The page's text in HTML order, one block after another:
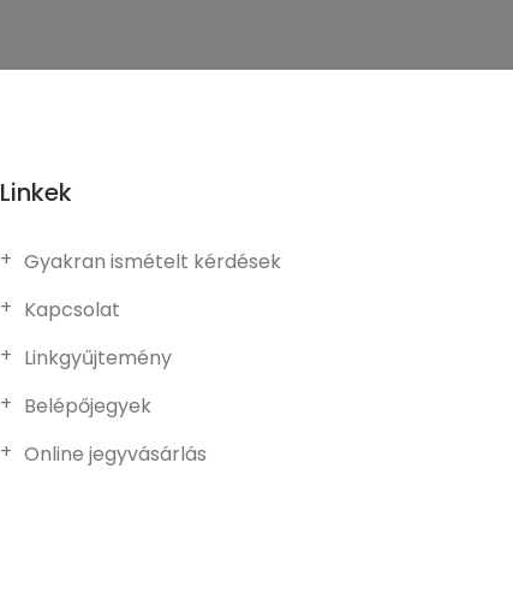
Linkek
Gyakran ismételt kérdések
Kapcsolat
Linkgyűjtemény
Belépőjegyek
Online jegyvásárlás